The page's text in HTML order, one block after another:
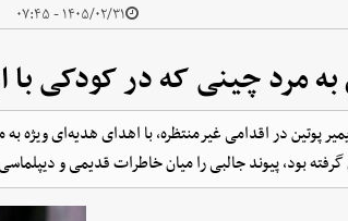
۱۴۰۵/۰۲/۳۱ - ۰۷:۴۵
به مرد چینی که در کودکی
پوتین در اقدامی غیرمنتظره، با اهدای هدیه‌ای
بود، پیوند جالبی را میان خاطرات قدیمی و دیپلماسی